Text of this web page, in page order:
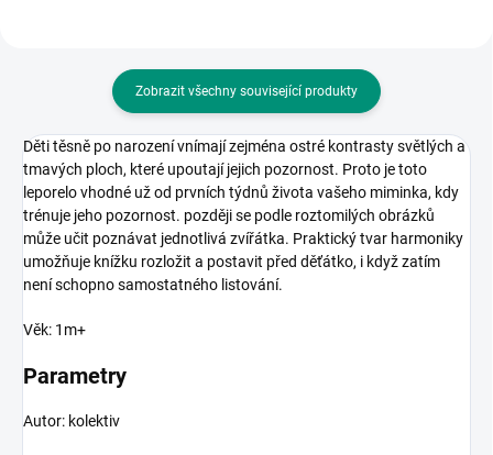
Zobrazit všechny související produkty
Děti těsně po narození vnímají zejména ostré kontrasty světlých a
tmavých ploch, které upoutají jejich pozornost. Proto je toto
leporelo vhodné už od prvních týdnů života vašeho miminka, kdy
trénuje jeho pozornost. později se podle roztomilých obrázků
může učit poznávat jednotlivá zvířátka. Praktický tvar harmoniky
umožňuje knížku rozložit a postavit před děťátko, i když zatím
není schopno samostatného listování.
Věk: 1m+
Parametry
Autor: kolektiv